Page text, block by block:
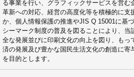
る事業を行い、グラフィックサービスを営む
革新への対応、経営の高度化等を積極的に支
か、個人情報保護の推進やJIS Q 15001に基
シーマーク制度の普及を図ることにより、当
全な発展並びに印刷文化の向上を図り、もっ
済の発展及び豊かな国民生活文化の創造に寄
を目的とします。